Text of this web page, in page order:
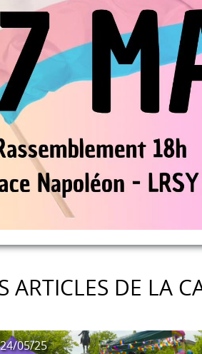
ARTICLES DE LA
24/05/25